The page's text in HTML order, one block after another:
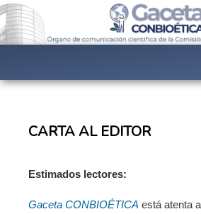
CARTA AL EDITOR
Estimados lectores:
Gaceta CONBIOÉTICA está atenta